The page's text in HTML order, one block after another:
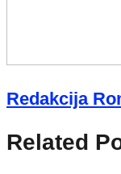
Redakcija
Related